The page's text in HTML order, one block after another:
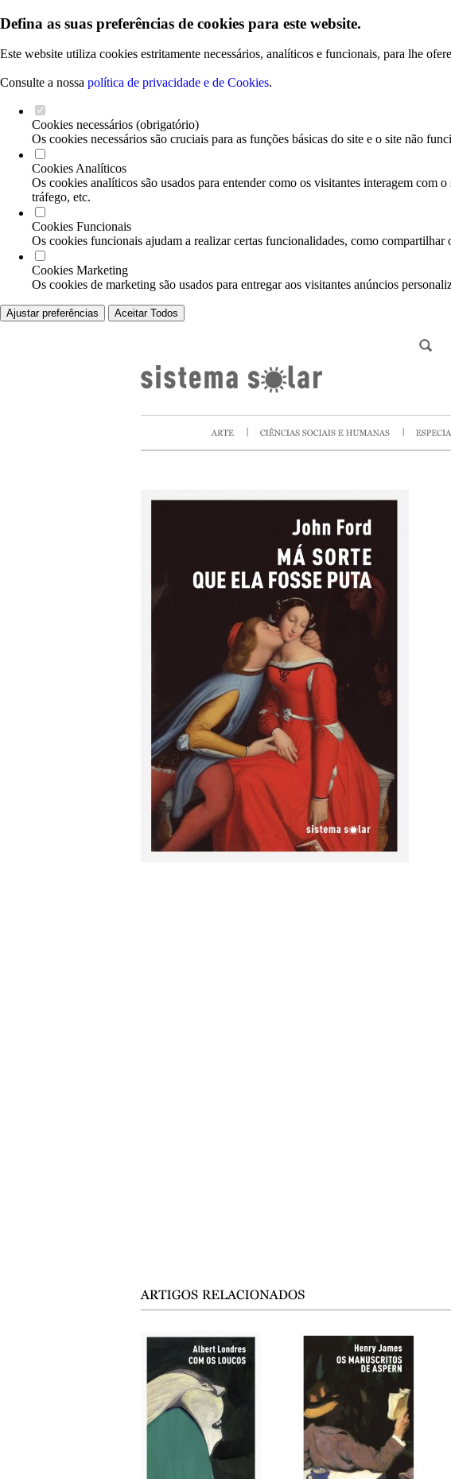
Defina as suas preferências de cookies para este website.
Este website utiliza cookies estritamente necessários, analíticos e funcionais, para lhe
Consulte a nossa política de privacidade e de Cookies.
Cookies necessários (obrigatório)
Os cookies necessários são cruciais para as funções básicas do site e o site não
Cookies Analíticos
Os cookies analíticos são usados para entender como os visitantes interagem com
tráfego, etc.
Cookies Funcionais
Os cookies funcionais ajudam a realizar certas funcionalidades, como
Cookies Marketing
Os cookies de marketing são usados para entregar aos visitantes anúncios
Ajustar preferências Aceitar Todos